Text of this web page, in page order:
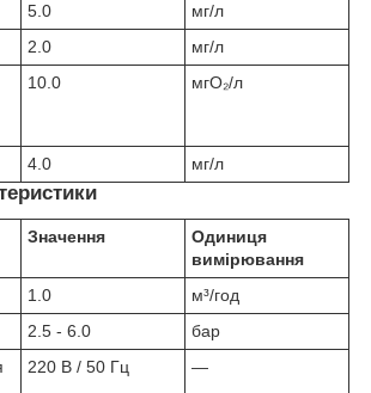
5.0
мг/л
2.0
мг/л
10.0 мгО₂/л
4.0 мг/л
Значення
Одиниця
вимірювання
1.0
м³/год
2.5 - 6.0
бар
220 В / 50 Гц —